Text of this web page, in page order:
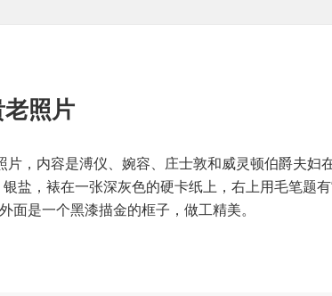
照片
片，内容是溥仪、婉容、庄士敦和威灵顿伯爵夫妇
盐，裱在一张深灰色的硬卡纸上，右上用毛笔题有
面是一个黑漆描金的框子，做工精美。